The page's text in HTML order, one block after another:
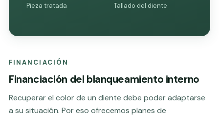
Pieza tratada Tallado del diente
FINANCIACIÓN
Financiación del blanqueamiento interno
Recuperar el color de un diente debe poder adaptarse
a su situación. Por eso ofrecemos planes de